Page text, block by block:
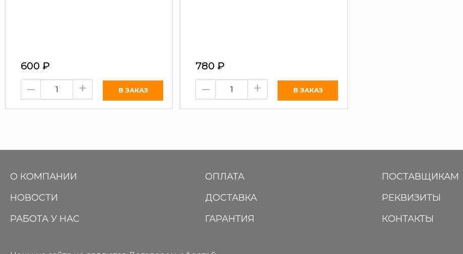
600 ₽
– +
780 ₽
– +
О КОМПАНИИ
НОВОСТИ
РАБОТА У НАС
ОПЛАТА
ДОСТАВКА
ГАРАНТИЯ
ПОСТАВЩИКАМ
РЕКВИЗИТЫ
КОНТАКТЫ